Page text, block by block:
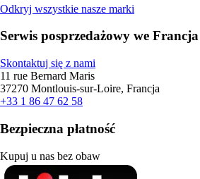
Odkryj wszystkie nasze marki
Serwis posprzedażowy we Francja
Skontaktuj się z nami
11 rue Bernard Maris
37270 Montlouis-sur-Loire, Francja
+33 1 86 47 62 58
Bezpieczna płatność
Kupuj u nas bez obaw